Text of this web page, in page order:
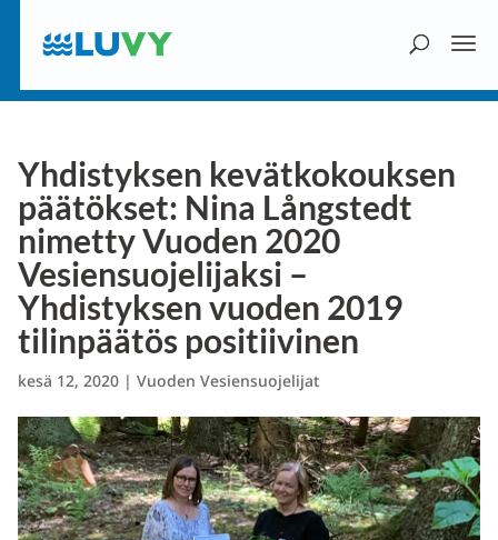
Yhdistyksen kevätkokouksen
päätökset: Nina Långstedt
nimetty Vuoden 2020
Vesiensuojelijaksi –
Yhdistyksen vuoden 2019
tilinpäätös positiivinen
kesä 12, 2020| Vuoden Vesiensuojelijat